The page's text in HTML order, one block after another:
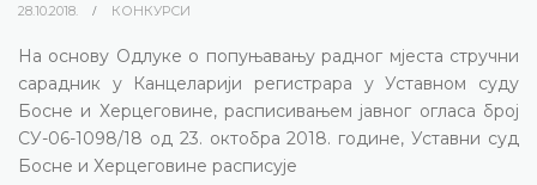
28.10.2018. КОНКУРСИ
На основу Одлуке о попуњавању радног мјеста стручни
сарадник у Канцеларији регистрара у Уставном суду
Босне и Херцеговине, расписивањем јавног огласа број
СУ-06-1098/18 од 23. октобра 2018. године, Уставни суд
Босне и Херцеговине расписује